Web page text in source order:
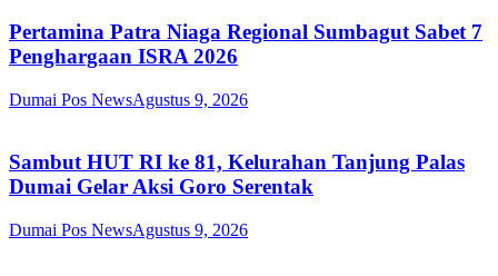
Pertamina Patra Niaga Regional Sumbagut Sabet 7
Penghargaan ISRA 2026
Dumai Pos NewsAgustus 9, 2026
Sambut HUT RI ke 81, Kelurahan Tanjung Palas
Dumai Gelar Aksi Goro Serentak
Dumai Pos NewsAgustus 9, 2026